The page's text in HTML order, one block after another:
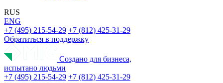
RUS
ENG
+7 (495) 215-54-29 +7 (812) 425-31-29
Обратиться в поддержку
Создано для бизнеса,
испытано людьми
+7 (495) 215-54-29 +7 (812) 425-31-29